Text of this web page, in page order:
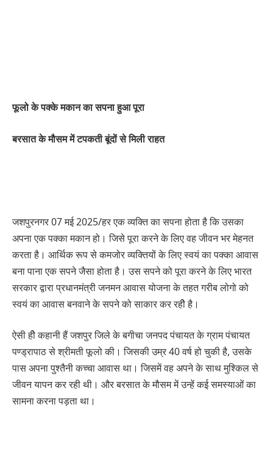
फूलो के पक्के मकान का सपना हुआ पूरा
बरसात के मौसम में टपकती बूंदों से मिली राहत
जशपुरनगर 07 मई 2025/हर एक व्यक्ति का सपना होता है कि उसका
अपना एक पक्का मकान हो। जिसे पूरा करने के लिए वह जीवन भर मेहनत
करता है। आर्थिक रूप से कमजोर व्यक्तियों के लिए स्वयं का पक्का आवास
बना पाना एक सपने जैसा होता है। उस सपने को पूरा करने के लिए भारत
सरकार द्वारा प्रधानमंत्री जनमन आवास योजना के तहत गरीब लोगो को
स्वयं का आवास बनवाने के सपने को साकार कर रहीे है।
ऐसी हीे कहानी हैं जशपुर जिले के बगीचा जनपद पंचायत के ग्राम पंचायत
पण्ड्रापाठ से श्रीमती फूलो की। जिसकी उम्र 40 वर्ष हो चुकी है, उसके
पास अपना पुश्तैनी कच्चा आवास था। जिसमें वह अपने के साथ मुश्किल से
जीवन यापन कर रही थी। और बरसात के मौसम में उन्हें कई समस्याओं का
सामना करना पड़ता था।